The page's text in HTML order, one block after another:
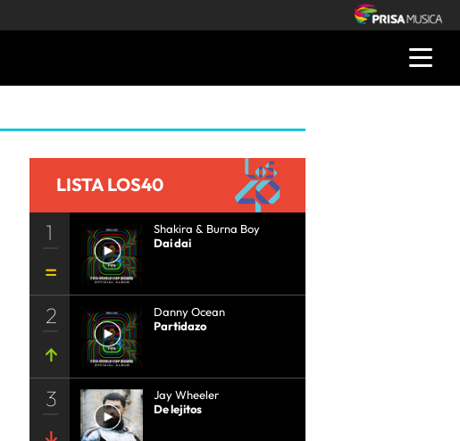
LISTA LOS40
1
Shakira & Burna Boy
Dai dai
2
Danny Ocean
Partidazo
3
Jay Wheeler
De lejitos